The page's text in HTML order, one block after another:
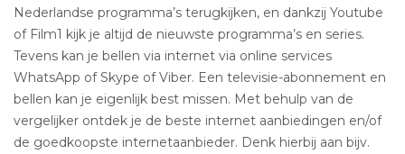
Nederlandse programma’s terugkijken, en dankzij Youtube
of Film1 kijk je altijd de nieuwste programma’s en series.
Tevens kan je bellen via internet via online services
WhatsApp of Skype of Viber. Een televisie-abonnement en
bellen kan je eigenlijk best missen. Met behulp van de
vergelijker ontdek je de beste internet aanbiedingen en/of
de goedkoopste internetaanbieder. Denk hierbij aan bijv.